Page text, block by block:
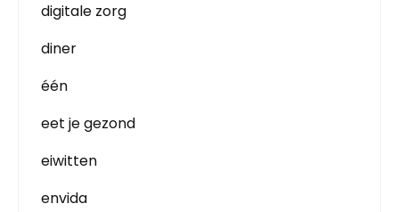
digitale zorg
diner
één
eet je gezond
eiwitten
envida